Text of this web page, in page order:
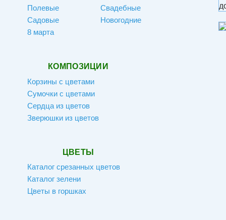
Полевые
Садовые
8 марта
Свадебные
Новогодние
КОМПОЗИЦИИ
Корзины с цветами
Сумочки с цветами
Сердца из цветов
Зверюшки из цветов
ЦВЕТЫ
Каталог срезанных цветов
Каталог зелени
Цветы в горшках